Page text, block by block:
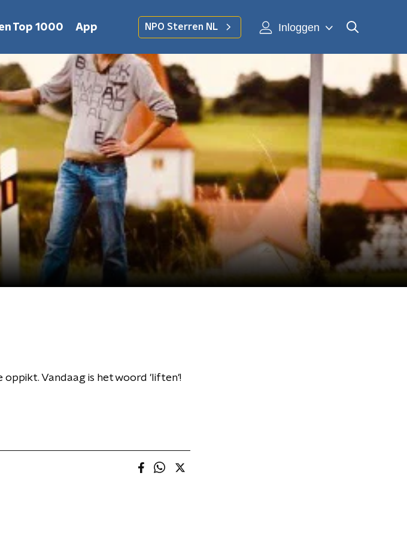
Top 1000 App NPO Sterren NL Inloggen
oppikt. Vandaag is het woord 'liften'!